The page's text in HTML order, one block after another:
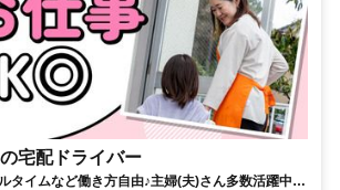
宅配ドライバー
タイムなど働き方自由♪主婦(夫)さん多数活躍中！